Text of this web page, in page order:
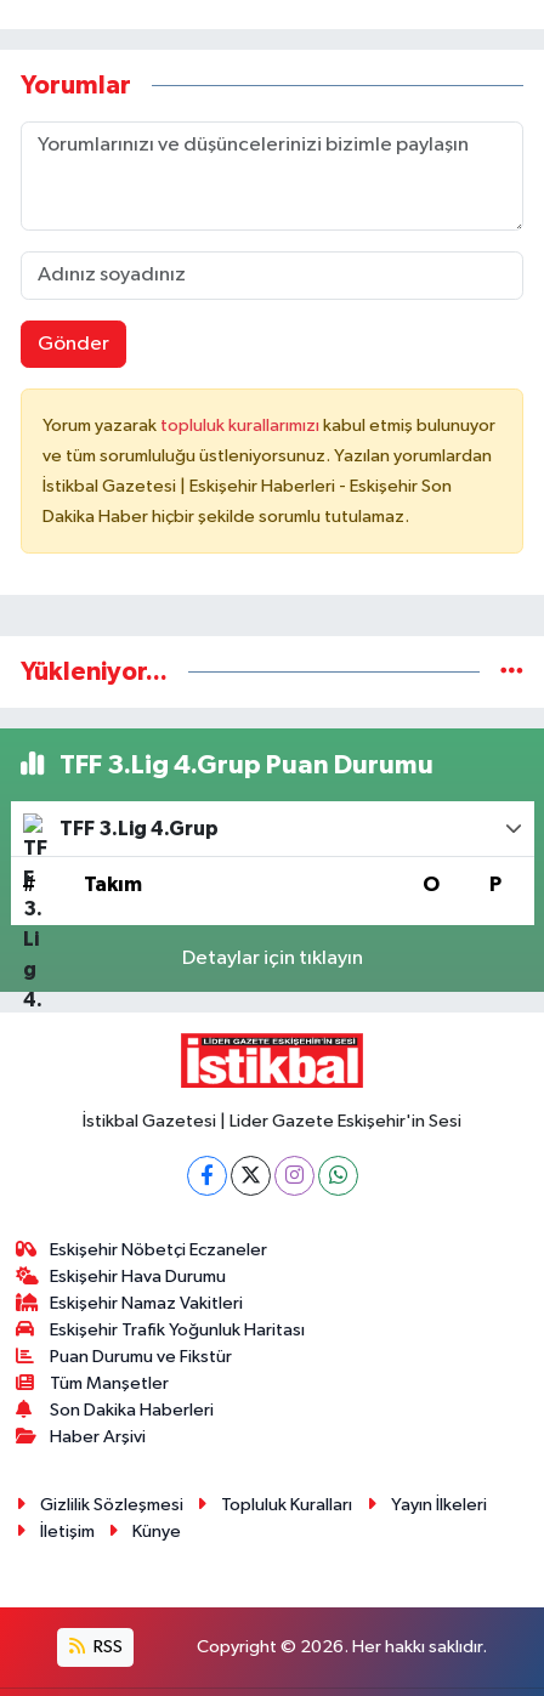
Yorumlar
Gönder
Yorum yazarak topluluk kurallarımızı kabul etmiş bulunuyor
ve tüm sorumluluğu üstleniyorsunuz. Yazılan yorumlardan
İstikbal Gazetesi | Eskişehir Haberleri - Eskişehir Son
Dakika Haber hiçbir şekilde sorumlu tutulamaz.
Yükleniyor...
TFF 3.Lig 4.Grup Puan Durumu
TFF 3.Lig 4.Grup
# Takım O P
Detaylar için tıklayın
İstikbal Gazetesi | Lider Gazete Eskişehir'in Sesi
Eskişehir Nöbetçi Eczaneler
Eskişehir Hava Durumu
Eskişehir Namaz Vakitleri
Eskişehir Trafik Yoğunluk Haritası
Puan Durumu ve Fikstür
Tüm Manşetler
Son Dakika Haberleri
Haber Arşivi
Gizlilik Sözleşmesi Topluluk Kuralları
Yayın İlkeleri
İletişim
Künye
RSS Copyright © 2026. Her hakkı saklıdır.